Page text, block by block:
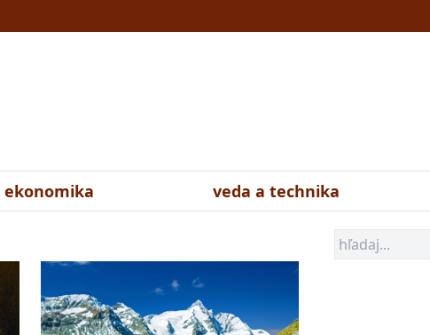
ekonomika veda a technika